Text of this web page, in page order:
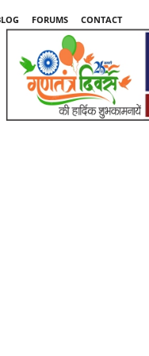
FORUMS
CONTACT